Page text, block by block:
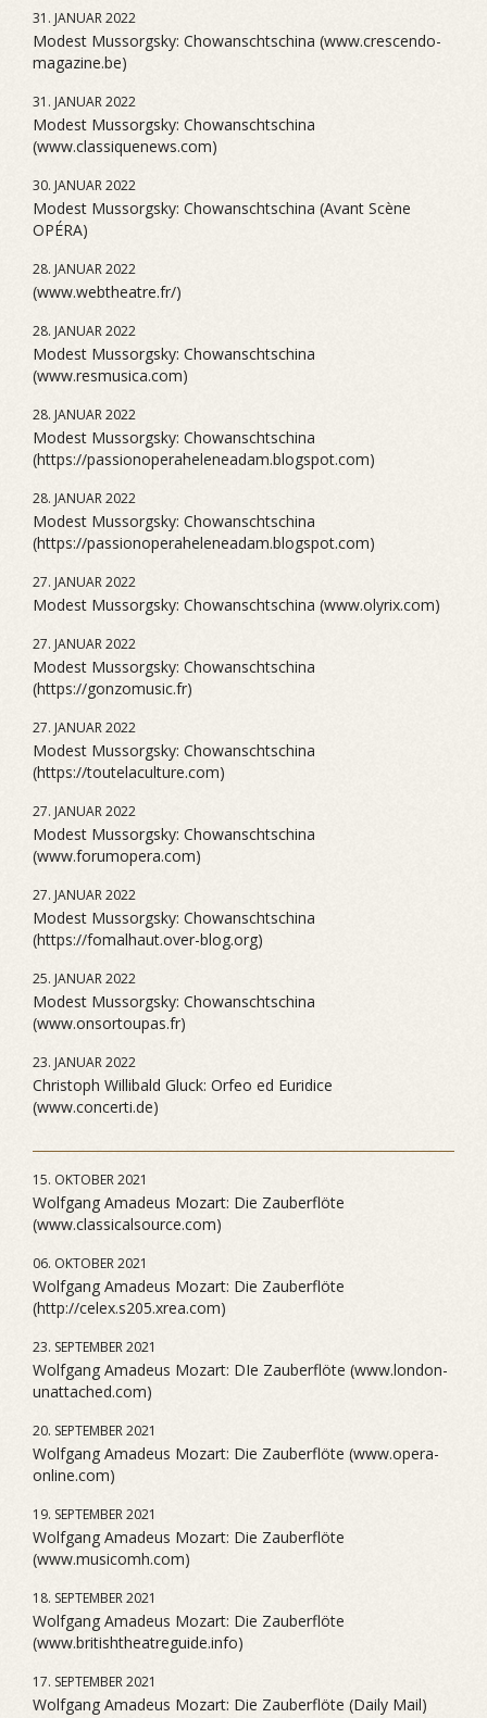
31. JANUAR 2022
Modest Mussorgsky: Chowanschtschina (www.crescendo-
magazine.be)
31. JANUAR 2022
Modest Mussorgsky: Chowanschtschina
(www.classiquenews.com)
30. JANUAR 2022
Modest Mussorgsky: Chowanschtschina (Avant Scène
OPÉRA)
28. JANUAR 2022
(www.webtheatre.fr/)
28. JANUAR 2022
Modest Mussorgsky: Chowanschtschina
(www.resmusica.com)
28. JANUAR 2022
Modest Mussorgsky: Chowanschtschina
(https://passionoperaheleneadam.blogspot.com)
28. JANUAR 2022
Modest Mussorgsky: Chowanschtschina
(https://passionoperaheleneadam.blogspot.com)
27. JANUAR 2022
Modest Mussorgsky: Chowanschtschina (www.olyrix.com)
27. JANUAR 2022
Modest Mussorgsky: Chowanschtschina
(https://gonzomusic.fr)
27. JANUAR 2022
Modest Mussorgsky: Chowanschtschina
(https://toutelaculture.com)
27. JANUAR 2022
Modest Mussorgsky: Chowanschtschina
(www.forumopera.com)
27. JANUAR 2022
Modest Mussorgsky: Chowanschtschina
(https://fomalhaut.over-blog.org)
25. JANUAR 2022
Modest Mussorgsky: Chowanschtschina
(www.onsortoupas.fr)
23. JANUAR 2022
Christoph Willibald Gluck: Orfeo ed Euridice
(www.concerti.de)
15. OKTOBER 2021
Wolfgang Amadeus Mozart: Die Zauberflöte
(www.classicalsource.com)
06. OKTOBER 2021
Wolfgang Amadeus Mozart: Die Zauberflöte
(http://celex.s205.xrea.com)
23. SEPTEMBER 2021
Wolfgang Amadeus Mozart: DIe Zauberflöte (www.london-
unattached.com)
20. SEPTEMBER 2021
Wolfgang Amadeus Mozart: Die Zauberflöte (www.opera-
online.com)
19. SEPTEMBER 2021
Wolfgang Amadeus Mozart: Die Zauberflöte
(www.musicomh.com)
18. SEPTEMBER 2021
Wolfgang Amadeus Mozart: Die Zauberflöte
(www.britishtheatreguide.info)
17. SEPTEMBER 2021
Wolfgang Amadeus Mozart: Die Zauberflöte (Daily Mail)